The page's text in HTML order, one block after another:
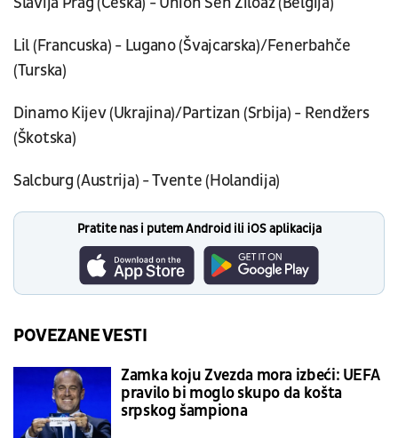
Lil (Francuska) - Lugano (Švajcarska)/Fenerbahče
(Turska)
Dinamo Kijev (Ukrajina)/Partizan (Srbija) - Rendžers
(Škotska)
Salcburg (Austrija) - Tvente (Holandija)
Pratite nas i putem Android ili iOS aplikacija
POVEZANE VESTI
Zamka koju Zvezda mora izbeći: UEFA
pravilo bi moglo skupo da košta
srpskog šampiona